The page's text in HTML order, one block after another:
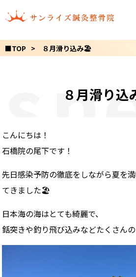
■TOP ８月滑り込み🏖
８月滑り
こんにちは！
石橋院の尾下です！
先日感染予防の徹底をしながら夏を
てきました🏖
日本海の海はとても綺麗で、
銛突きや釣り飛び込みなどたくさん